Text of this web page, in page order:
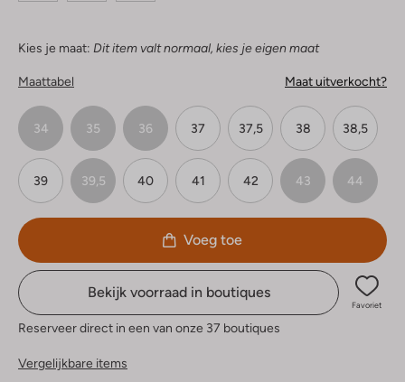
Kies je maat: Dit item valt normaal, kies je eigen maat
Maattabel Maat uitverkocht?
34 35 36 37 37,5 38 38,5
39 39,5 40 41 42 43 44
Voeg toe
Bekijk voorraad in boutiques
Favoriet
Reserveer direct in een van onze 37 boutiques
Vergelijkbare items